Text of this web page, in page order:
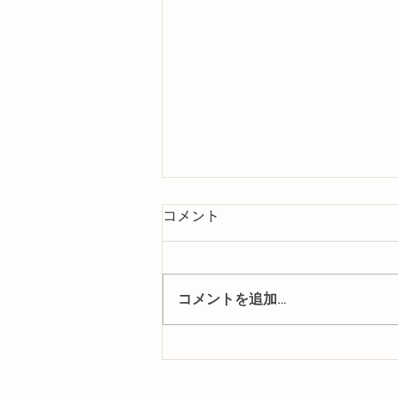
R7園庭開放について 4/24
コメント
コメントを追加…